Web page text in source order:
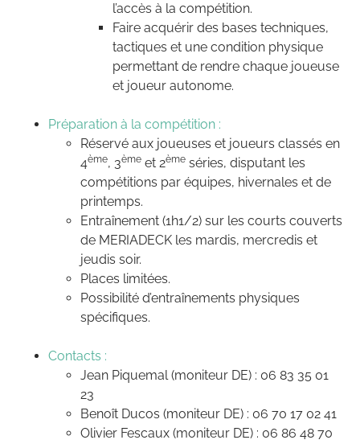
l’accès à la compétition.
Faire acquérir des bases techniques,
tactiques et une condition physique
permettant de rendre chaque joueuse
et joueur autonome.
Préparation à la compétition :
Réservé aux joueuses et joueurs classés en
4ème, 3ème et 2ème séries, disputant les
compétitions par équipes, hivernales et de
printemps.
Entraînement (1h1/2) sur les courts couverts
de MERIADECK les mardis, mercredis et
jeudis soir.
Places limitées.
Possibilité d’entraînements physiques
spécifiques.
Contacts :
Jean Piquemal (moniteur DE) : 06 83 35 01
23
Benoît Ducos (moniteur DE) : 06 70 17 02 41
Olivier Fescaux (moniteur DE) : 06 86 48 70